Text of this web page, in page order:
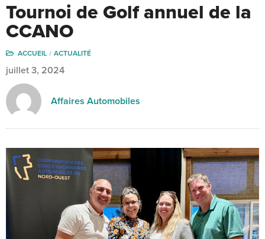
Tournoi de Golf annuel de la
CCANO
ACCUEIL ACTUALITÉ
juillet 3, 2024
Affaires Automobiles